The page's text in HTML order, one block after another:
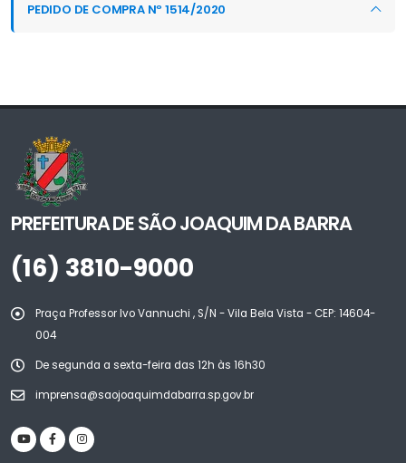
PEDIDO DE COMPRA Nº 1514/2020
PREFEITURA DE SÃO JOAQUIM DA BARRA
(16) 3810-9000
Praça Professor Ivo Vannuchi , S/N - Vila Bela Vista - CEP: 14604-
004
De segunda a sexta-feira das 12h às 16h30
imprensa@saojoaquimdabarra.sp.gov.br